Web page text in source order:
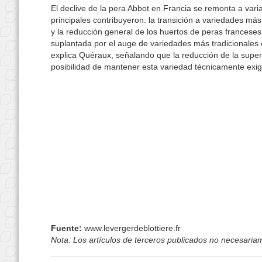
El declive de la pera Abbot en Francia se remonta a
principales contribuyeron: la transición a variedades
y la reducción general de los huertos de peras
suplantada por el auge de variedades más
explica Quéraux, señalando que la reducción de la
posibilidad de mantener esta variedad técnicamente
Fuente: www.levergerdeblottiere.fr
Nota: Los artículos de terceros publicados no